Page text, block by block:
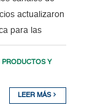
actualizaron
para las
PRODUCTOS Y
LEER MÁS